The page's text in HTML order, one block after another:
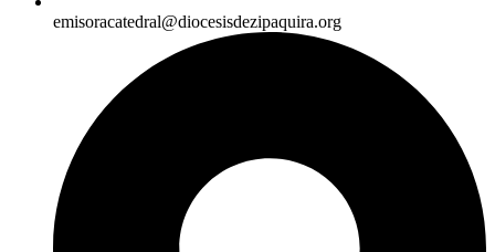
emisoracatedral@diocesisdezipaquira.org